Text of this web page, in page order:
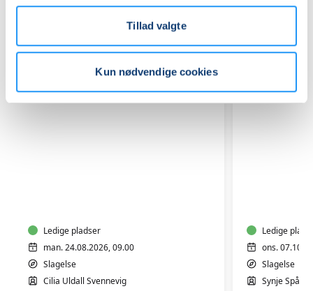
Tillad valgte
Kun nødvendige cookies
Slagelse
Ledige pladser
man. 24.08.2026, 09.00
Slagelse
Cilia Uldall Svennevig
i
maven
eller
på
Ledige
ons.
Slagelse
Synje